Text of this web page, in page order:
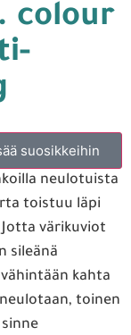
colour
suosikkeihin
neulotuista
toistuu läpi
värikuviot
sileänä
kahta
toinen